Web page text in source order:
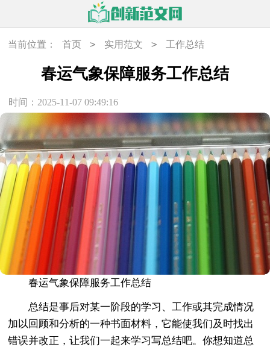
当前位置： 首页 > 实用范文 > 工作总结
春运气象保障服务工作总结
时间：2025-11-07 09:49:16
春运气象保障服务工作总结
总结是事后对某一阶段的学习、工作或其完成情况
加以回顾和分析的一种书面材料，它能使我们及时找出
错误并改正，让我们一起来学习写总结吧。你想知道总